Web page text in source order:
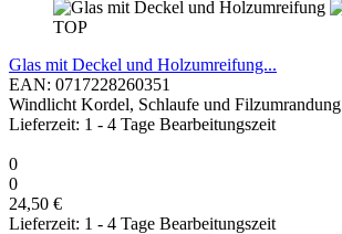
TOP
Glas mit Deckel und Holzumreifung...
EAN: 0717228260351
Windlicht Kordel, Schlaufe und Filzumrandung
Lieferzeit: 1 - 4 Tage Bearbeitungszeit
0
0
24,50 €
Lieferzeit: 1 - 4 Tage Bearbeitungszeit